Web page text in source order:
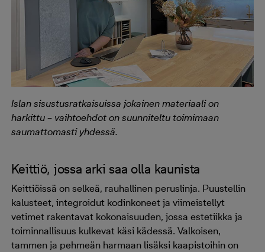
Islan sisustusratkaisuissa jokainen materiaali on
harkittu – vaihtoehdot on suunniteltu toimimaan
saumattomasti yhdessä.
Keittiö, jossa arki saa olla kaunista
Keittiöissä on selkeä, rauhallinen peruslinja. Puustellin
kalusteet, integroidut kodinkoneet ja viimeistellyt
vetimet rakentavat kokonaisuuden, jossa estetiikka ja
toiminnallisuus kulkevat käsi kädessä. Valkoisen,
tammen ja pehmeän harmaan lisäksi kaapistoihin on